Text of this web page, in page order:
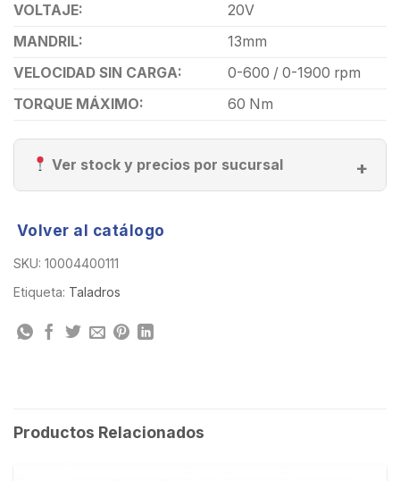
VOLTAJE:
20V
MANDRIL:
13mm
VELOCIDAD SIN CARGA:
0-600 / 0-1900 rpm
TORQUE MÁXIMO:
60 Nm
Ver stock y precios por sucursal
Volver al catálogo
SKU: 10004400111
Etiqueta: Taladros
Productos Relacionados